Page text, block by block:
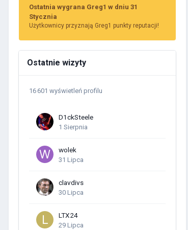
Ostatnia wygrana Greg1 w dniu 31
Stycznia
Użytkownicy przyznają Greg1 punkty reputacji!
Ostatnie wizyty
16 601 wyświetleń profilu
D1ckSteele
1 Sierpnia
wolek
31 Lipca
clavdivs
30 Lipca
LTX24
29 Lipca